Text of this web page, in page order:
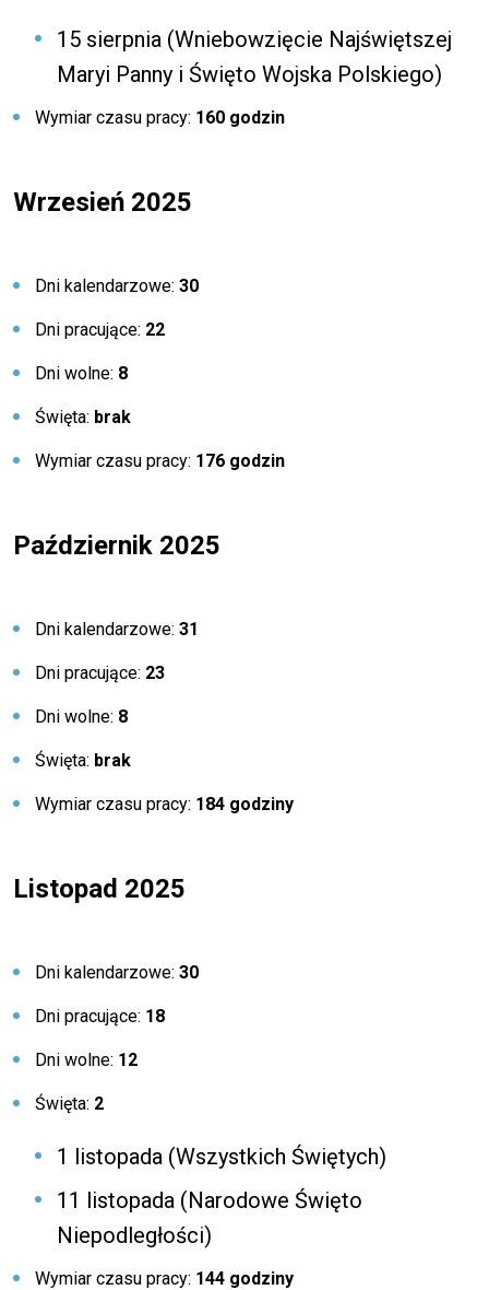
15 sierpnia (Wniebowzięcie Najświętszej
Maryi Panny i Święto Wojska Polskiego)
Wymiar czasu pracy: 160 godzin
Wrzesień 2025
Dni kalendarzowe: 30
Dni pracujące: 22
Dni wolne: 8
Święta: brak
Wymiar czasu pracy: 176 godzin
Październik 2025
Dni kalendarzowe: 31
Dni pracujące: 23
Dni wolne: 8
Święta: brak
Wymiar czasu pracy: 184 godziny
Listopad 2025
Dni kalendarzowe: 30
Dni pracujące: 18
Dni wolne: 12
Święta: 2
1 listopada (Wszystkich Świętych)
11 listopada (Narodowe Święto
Niepodległości)
Wymiar czasu pracy: 144 godziny